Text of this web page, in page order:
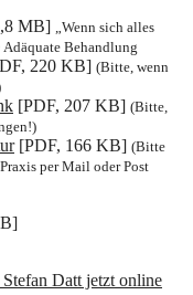
MB] „Wenn sich alles
Behandlung
220 KB] (Bitte, wenn
[PDF, 207 KB] (Bitte,
[PDF, 166 KB] (Bitte
per Mail oder Post